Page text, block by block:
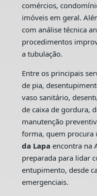
comércios,
imóveis em geral.
com análise técnica
procedimentos
a tubulação.
Entre os principais
de pia,
vaso sanitário,
de caixa de gordura,
manutenção
forma, quem procura
da Lapa encontra na
preparada para lidar
entupimento, desde
emergenciais.